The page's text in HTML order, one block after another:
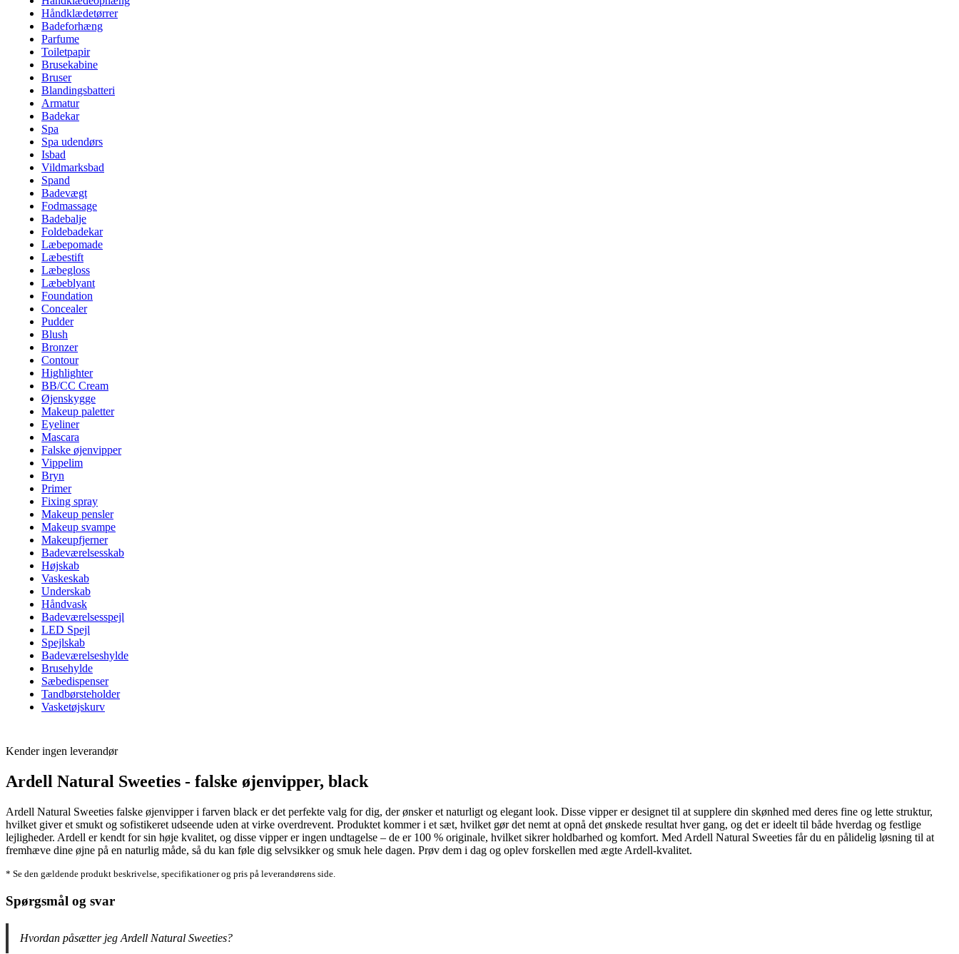
Håndklædetørrer
Badeforhæng
Parfume
Toiletpapir
Brusekabine
Bruser
Blandingsbatteri
Armatur
Badekar
Spa
Spa udendørs
Isbad
Vildmarksbad
Spand
Badevægt
Fodmassage
Badebalje
Foldebadekar
Læbepomade
Læbestift
Læbegloss
Læbeblyant
Foundation
Concealer
Pudder
Blush
Bronzer
Contour
Highlighter
BB/CC Cream
Øjenskygge
Makeup paletter
Eyeliner
Mascara
Falske øjenvipper
Vippelim
Bryn
Primer
Fixing spray
Makeup pensler
Makeup svampe
Makeupfjerner
Badeværelsesskab
Højskab
Vaskeskab
Underskab
Håndvask
Badeværelsesspejl
LED Spejl
Spejlskab
Badeværelseshylde
Brusehylde
Sæbedispenser
Tandbørsteholder
Vasketøjskurv
Kender ingen leverandør
Ardell Natural Sweeties - falske øjenvipper, black
Ardell Natural Sweeties falske øjenvipper i farven black er det perfekte valg for dig, der ønsker et naturligt og elegant look. Disse vipper er designet til at supplere din skønhed med deres fine og lette struktur,
hvilket giver et smukt og sofistikeret udseende uden at virke overdrevent. Produktet kommer i et sæt, hvilket gør det nemt at opnå det ønskede resultat hver gang, og det er ideelt til både hverdag og festlige
lejligheder. Ardell er kendt for sin høje kvalitet, og disse vipper er ingen undtagelse – de er 100 % originale, hvilket sikrer holdbarhed og komfort. Med Ardell Natural Sweeties får du en pålidelig løsning til at
fremhæve dine øjne på en naturlig måde, så du kan føle dig selvsikker og smuk hele dagen. Prøv dem i dag og oplev forskellen med ægte Ardell-kvalitet.
* Se den gældende produkt beskrivelse, specifikationer og pris på leverandørens side.
Spørgsmål og svar
Hvordan påsætter jeg Ardell Natural Sweeties?